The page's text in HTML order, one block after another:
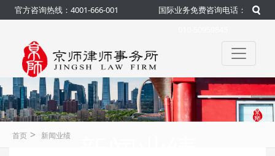
官方咨询热线：4001-666-001
国际业务免费咨询电话：
首页 > 新闻业绩